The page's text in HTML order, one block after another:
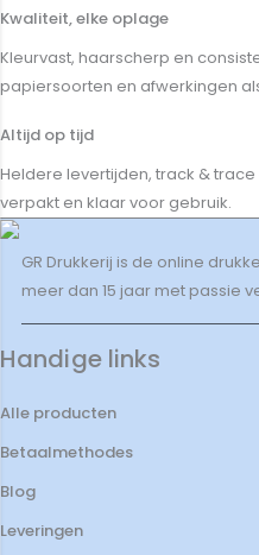
Kwaliteit, elke oplage
Kleurvast, haarscherp en
papiersoorten en afwerkingen
Altijd op tijd
Heldere levertijden, track &
verpakt en klaar voor gebruik.
GR Drukkerij is de online
meer dan 15 jaar met passie
Handige links
Alle producten
Betaalmethodes
Blog
Leveringen